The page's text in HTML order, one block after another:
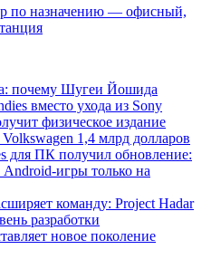
по назначению — офисный,
почему Шугеи Йошида
вместо ухода из Sony
физическое издание
1,4 млрд долларов
для ПК получил обновление:
игры только на
команду: Project Hadar
разработки
новое поколение